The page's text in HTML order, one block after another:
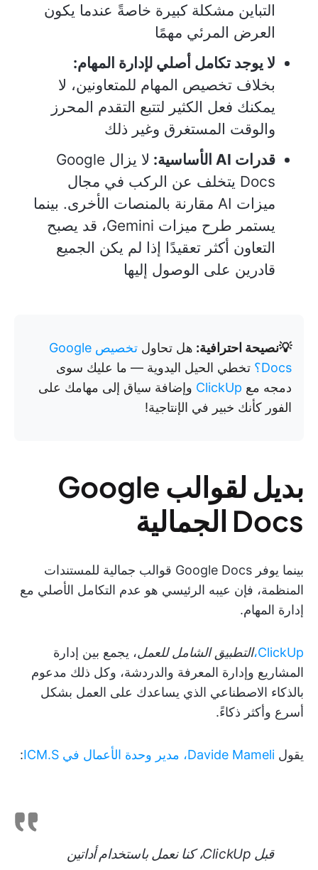
التباين مشكلة كبيرة خاصةً عندما يكون
العرض المرئي مهمًا
لا يوجد تكامل أصلي لإدارة المهام:
بخلاف تخصيص المهام للمتعاونين، لا
يمكنك فعل الكثير لتتبع التقدم المحرز
والوقت المستغرق وغير ذلك
قدرات AI الأساسية:
لا يزال Google
Docs يتخلف عن الركب في مجال
ميزات AI مقارنة بالمنصات الأخرى. بينما
يستمر طرح ميزات Gemini، قد يصبح
التعاون أكثر تعقيدًا إذا لم يكن الجميع
قادرين على الوصول إليها
💡نصيحة احترافية: هل تحاول
تخصيص Google
Docs؟
تخطي الحيل اليدوية — ما عليك سوى
دمجه مع ClickUp وإضافة سياق إلى مهامك على
الفور كأنك خبير في الإنتاجية!
بديل لقوالب Google
Docs الجمالية
بينما يوفر Google Docs قوالب جمالية للمستندات
المنظمة، فإن عيبه الرئيسي هو عدم التكامل الأصلي مع
إدارة المهام.
ClickUp، التطبيق الشامل للعمل، يجمع بين إدارة
المشاريع وإدارة المعرفة والدردشة، وكل ذلك مدعوم
بالذكاء الاصطناعي الذي يساعدك على العمل بشكل
أسرع وأكثر ذكاءً.
يقول Davide Mameli، مدير وحدة الأعمال في ICM.S :
قبل ClickUp، كنا نعمل باستخدام أداتين